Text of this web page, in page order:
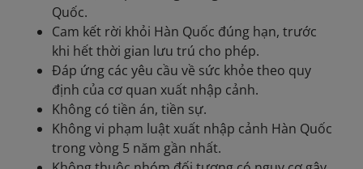
Quốc.
Cam kết rời khỏi Hàn Quốc đúng hạn, trước
khi hết thời gian lưu trú cho phép.
Đáp ứng các yêu cầu về sức khỏe theo quy
định của cơ quan xuất nhập cảnh.
Không có tiền án, tiền sự.
Không vi phạm luật xuất nhập cảnh Hàn Quốc
trong vòng 5 năm gần nhất.